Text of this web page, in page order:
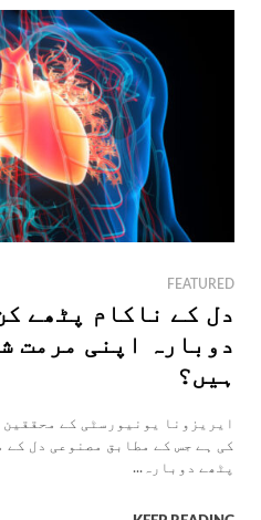
FEATURED
دل کے ناکام پٹھے
دوبارہ اپنی مرمت
ہیں؟
ایریزونا یونیورسٹی کے
کی ہے جس کے مطابق مصنوعی دل کے
پٹھے دوبارہ...